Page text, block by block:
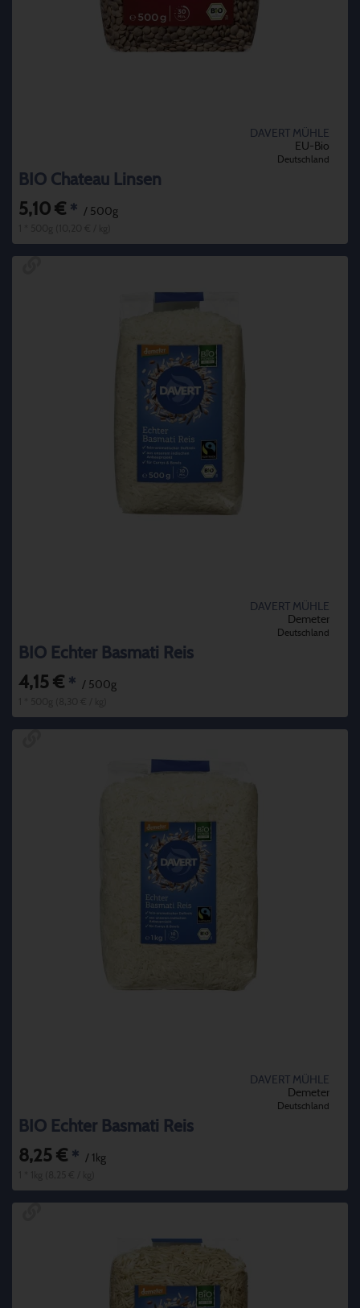
DAVERT MÜHLE
EU-Bio
Deutschland
BIO Chateau Linsen
5,10 € * / 500g
DAVERT MÜHLE
Demeter
Deutschland
BIO Echter Basmati Reis
4,15 € * / 500g
DAVERT MÜHLE
Demeter
Deutschland
BIO Echter Basmati Reis
8,25 € * / 1kg